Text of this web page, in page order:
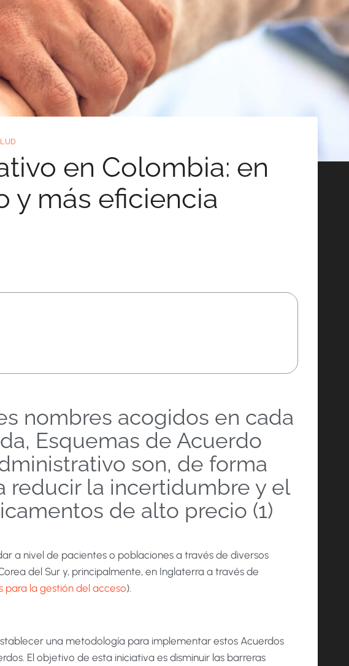
en Colombia: en
y más eficiencia
nombres acogidos en cada
Esquemas de Acuerdo
son, de forma
reducir la incertidumbre y el
de alto precio (1)
a nivel de pacientes o poblaciones a través de diversos
del Sur y, principalmente, en Inglaterra a través de
para la gestión del acceso).
una metodología para implementar estos Acuerdos
El objetivo de esta iniciativa es disminuir las barreras